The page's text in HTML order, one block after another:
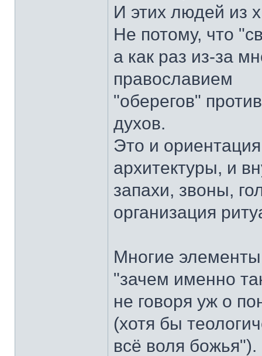
И этих людей из
Не потому, что
а как раз из-за
православием
"оберегов"
духов.
Это и
архитектуры, и
запахи, звоны,
организация
Многие
"зачем именно
не говоря уж о
(хотя бы
всё воля божья").